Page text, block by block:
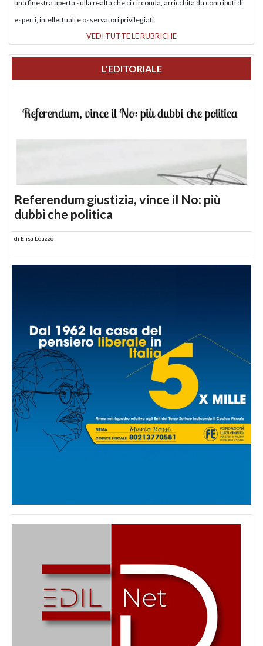
una finestra aperta sulla realtà che ci circonda, arricchita da contributi di
esperti, intellettuali e osservatori privilegiati.
VEDI TUTTE LE RUBRICHE
L'EDITORIALE
Referendum giustizia, vince il No: più
dubbi che politica
di Elisa Leuzzo